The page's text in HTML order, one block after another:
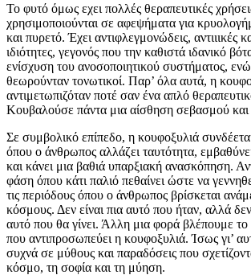
Το φυτό όμως εχει πολλές θεραπευτικές
χρησιμοποιούνται σε αφεψήματα για
και πυρετό. Έχει αντιφλεγμονώδεις, αντιιικές
ιδιότητες, γεγονός που την καθιστά ιδανικό
ενίσχυση του ανοσοποιητικού συστήματος,
θεωρούνταν τονωτικοί. Παρ’ όλα αυτά, η
αντιμετωπιζόταν ποτέ σαν ένα απλό
Κουβαλούσε πάντα μια αίσθηση σεβασμού και
Σε συμβολικό επίπεδο, η κουφοξυλιά
όπου ο άνθρωπος αλλάζει ταυτότητα,
και κάνει μια βαθιά υπαρξιακή ανασκόπηση.
φάση όπου κάτι παλιό πεθαίνει ώστε να
τις περιόδους όπου ο άνθρωπος βρίσκεται
κόσμους. Δεν είναι πια αυτό που ήταν, αλλά δεν
αυτό που θα γίνει. Άλλη μια φορά βλέπουμε το
που αντιπροσωπεύει η κουφοξυλιά. Ίσως γι’
συχνά σε μύθους και παραδόσεις που
κόσμο, τη σοφία και τη μύηση.